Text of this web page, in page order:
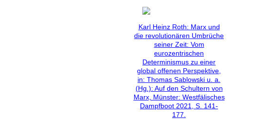
Karl Heinz Roth: Marx und
die revolutionären Umbrüche
seiner Zeit: Vom
eurozentrischen
Determinismus zu einer
global offenen Perspektive,
in: Thomas Sablowski u. a.
(Hg.): Auf den Schultern von
Marx, Münster: Westfälisches
Dampfboot 2021, S. 141-
177.